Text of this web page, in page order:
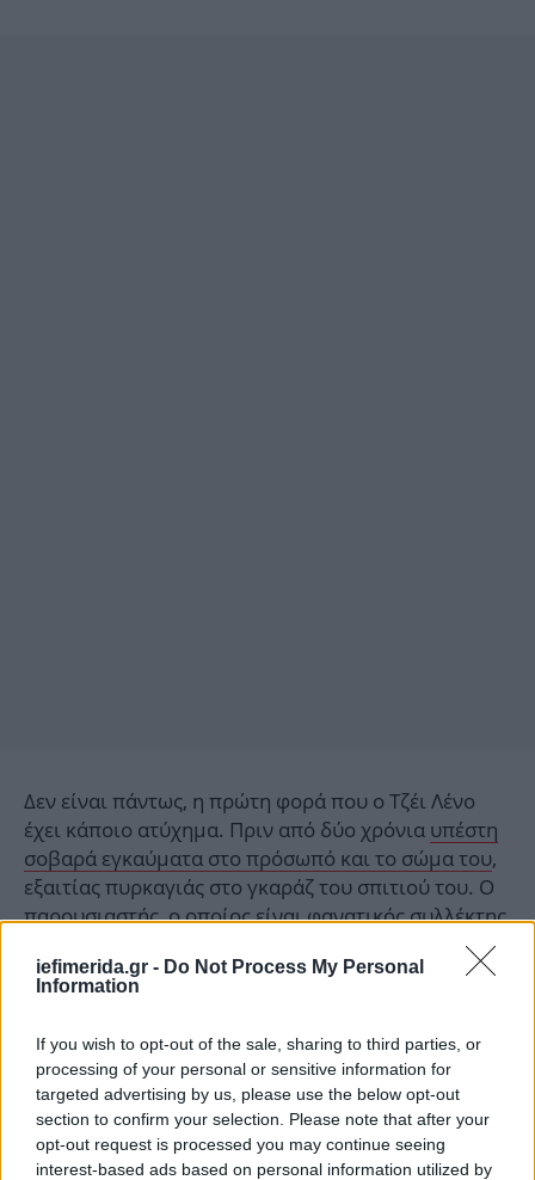
iefimerida.gr - Do Not Process My Personal
Information
If you wish to opt-out of the sale, sharing to third parties, or
processing of your personal or sensitive information for
targeted advertising by us, please use the below opt-out
section to confirm your selection. Please note that after your
opt-out request is processed you may continue seeing
interest-based ads based on personal information utilized by
Δεν είναι πάντως, η πρώτη φορά που ο Τζέι Λένο
έχει κάποιο ατύχημα. Πριν από δύο χρόνια υπέστη
σοβαρά εγκαύματα στο πρόσωπό και το σώμα του,
εξαιτίας πυρκαγιάς στο γκαράζ του σπιτιού του. Ο
παρουσιαστής, ο οποίος είναιφανατικός συλλέκτης
, εργαζόταν κάτω από ένα όχημα όταν
αυτό πήρε φωτιά.
Δεν πείστηκαν όλοι με το ατύχημα του Τζέι Λένο
Όσο για το τελευταίο περιστατικό, τα social media
πήραν «φωτιά» με πολλούς από τους χρήστες να
μην πείθονται με το ατύχημα του Τζέι Λένο.